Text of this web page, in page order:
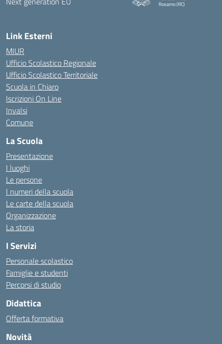
Rosarno (RC)
Link Esterni
MIUR
Ufficio Scolastico Regionale
Ufficio Scolastico Territoriale
Scuola in Chiaro
Iscrizioni On Line
Invalsi
Comune
La Scuola
Presentazione
I luoghi
Le persone
I numeri della scuola
Le carte della scuola
Organizzazione
La storia
I Servizi
Personale scolastico
Famiglie e studenti
Percorsi di studio
Didattica
Offerta formativa
Novità